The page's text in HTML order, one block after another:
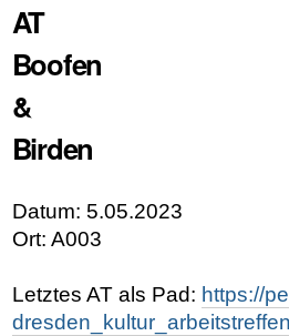
AT
Boofen
&
Birden
Datum: 5.05.2023
Ort: A003
Letztes AT als Pad: https://